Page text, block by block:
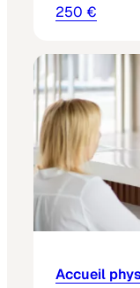
250 €
Accueil